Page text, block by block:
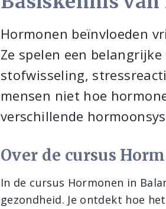
Hormonen beïnvloeden
Ze spelen een
stofwisseling,
mensen niet hoe
verschillende
Over de cursus
In de cursus Hormonen in
gezondheid. Je ontdekt hoe